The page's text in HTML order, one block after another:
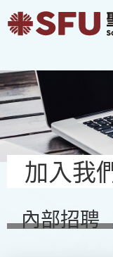
加入我
內部招聘